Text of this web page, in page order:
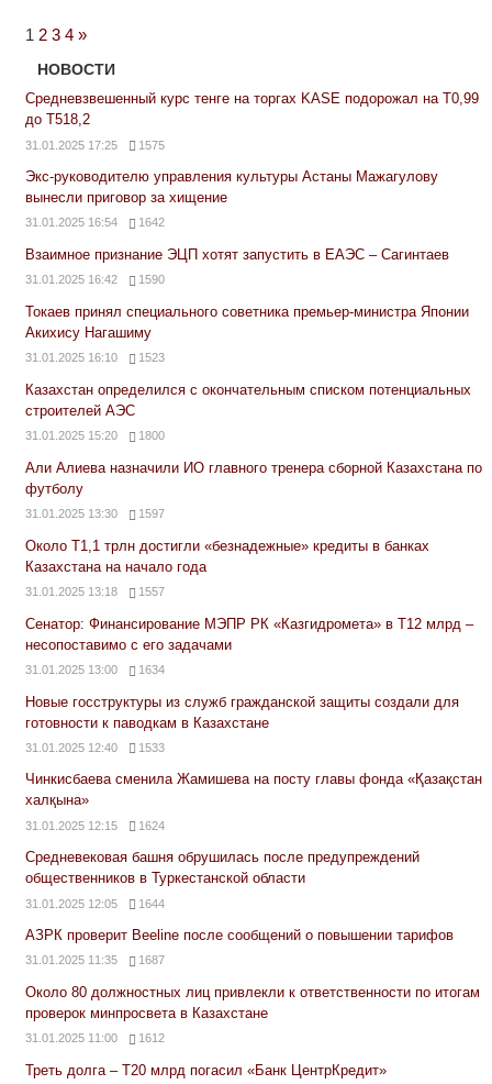
1 2 3 4 Next
Posts
»
НОВОСТИ
Средневзвешенный курс тенге на торгах KASE подорожал на Т0,99
до Т518,2
31.01.2025 17:25 1575
Экс-руководителю управления культуры Астаны Мажагулову
вынесли приговор за хищение
31.01.2025 16:54 1642
Взаимное признание ЭЦП хотят запустить в ЕАЭС – Сагинтаев
31.01.2025 16:42 1590
Токаев принял специального советника премьер-министра Японии
Акихису Нагашиму
31.01.2025 16:10 1523
Казахстан определился с окончательным списком потенциальных
строителей АЭС
31.01.2025 15:20 1800
Али Алиева назначили ИО главного тренера сборной Казахстана по
футболу
31.01.2025 13:30 1597
Около Т1,1 трлн достигли «безнадежные» кредиты в банках
Казахстана на начало года
31.01.2025 13:18 1557
Сенатор: Финансирование МЭПР РК «Казгидромета» в Т12 млрд –
несопоставимо с его задачами
31.01.2025 13:00 1634
Новые госструктуры из служб гражданской защиты создали для
готовности к паводкам в Казахстане
31.01.2025 12:40 1533
Чинкисбаева сменила Жамишева на посту главы фонда «Қазақстан
халқына»
31.01.2025 12:15 1624
Средневековая башня обрушилась после предупреждений
общественников в Туркестанской области
31.01.2025 12:05 1644
АЗРК проверит Beeline после сообщений о повышении тарифов
31.01.2025 11:35 1687
Около 80 должностных лиц привлекли к ответственности по итогам
проверок минпросвета в Казахстане
31.01.2025 11:00 1612
Треть долга – Т20 млрд погасил «Банк ЦентрКредит»